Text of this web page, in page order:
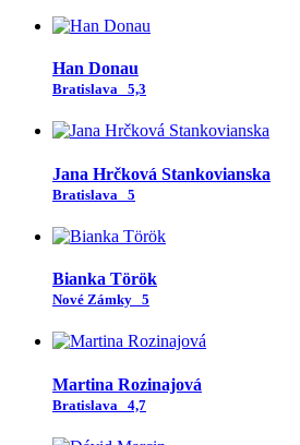
Han Donau
Bratislava 5,3
Jana Hrčková Stankovianska
Bratislava 5
Bianka Török
Nové Zámky 5
Martina Rozinajová
Bratislava 4,7